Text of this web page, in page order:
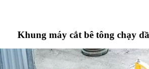
Khung máy cắt bê tông chạy